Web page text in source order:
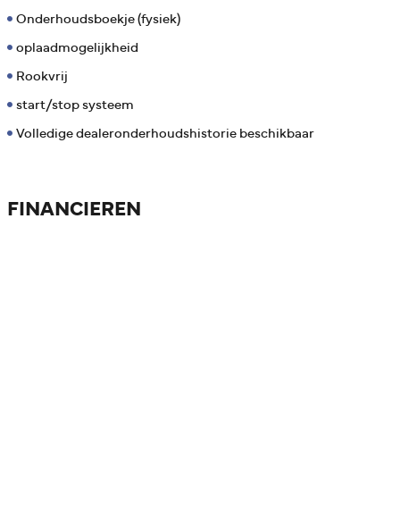
Onderhoudsboekje (fysiek)
oplaadmogelijkheid
Rookvrij
start/stop systeem
Volledige dealeronderhoudshistorie beschikbaar
FINANCIEREN